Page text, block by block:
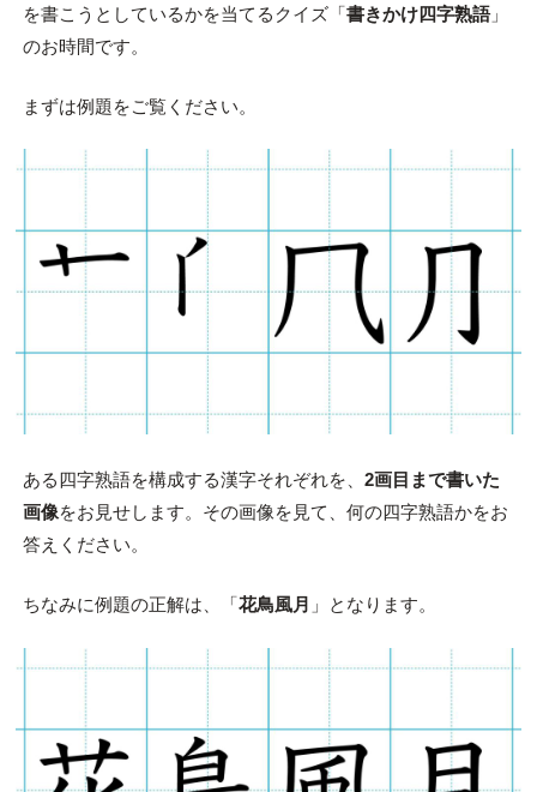
を書こうとしているかを当てるクイズ「書きかけ四字熟語」
のお時間です。
まずは例題をご覧ください。
ある四字熟語を構成する漢字それぞれを、 2画目まで書いた
画像をお見せします。その画像を見て、何の四字熟語かをお
答えください。
ちなみに例題の正解は、「花鳥風月 」となります。